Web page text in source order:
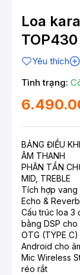
Loa
Yêu thích
Tình trạng:
BẢNG ĐIỀU
ÂM THANH
PHÂN TẦN
MID, TREBLE
Tích hợp vang
Echo &
Cấu trúc loa 3
bằng DSP cho
OTG (TYPE
Android cho
Mic Wireless
réo rắt